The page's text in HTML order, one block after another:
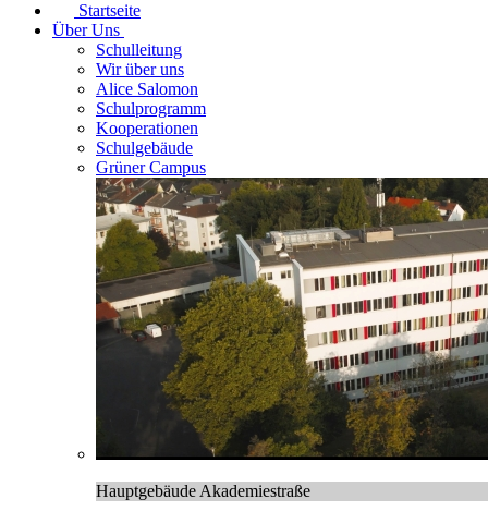
Startseite
Über Uns
Schulleitung
Wir über uns
Alice Salomon
Schulprogramm
Kooperationen
Schulgebäude
Grüner Campus
Hauptgebäude Akademiestraße